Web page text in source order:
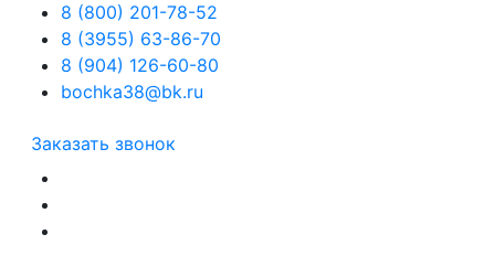
8 (800) 201-78-52
8 (3955) 63-86-70
8 (904) 126-60-80
bochka38@bk.ru
Заказать звонок